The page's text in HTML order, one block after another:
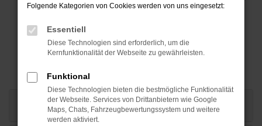
leisten.
Kleine Raten - statt großer Investitionen.
HÄUFIGSTE FRAGEN UNSERER KUNDEN
IST DIE FINANZIERUNGSANFRAGE
VERBINDLICH?
Folgende Kategorien von Cookies werden von uns eingesetzt:
Essentiell
Diese Technologien sind erforderlich, um die
Kernfunktionalität der Webseite zu gewährleisten.
Funktional
Diese Technologien bieten die bestmögliche Funktionalität
der Webseite. Services von Drittanbietern wie Google
Maps, Chats, Fahrzeugbewertungssystem und weitere
werden aktiviert.